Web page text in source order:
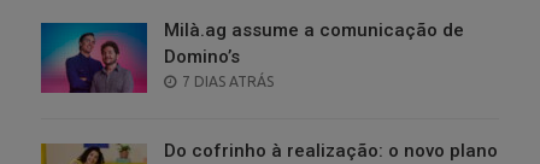
Milà.ag assume a comunicação de
Domino’s
POSTED
7 DIAS ATRÁS
Do cofrinho à realização: o novo plano